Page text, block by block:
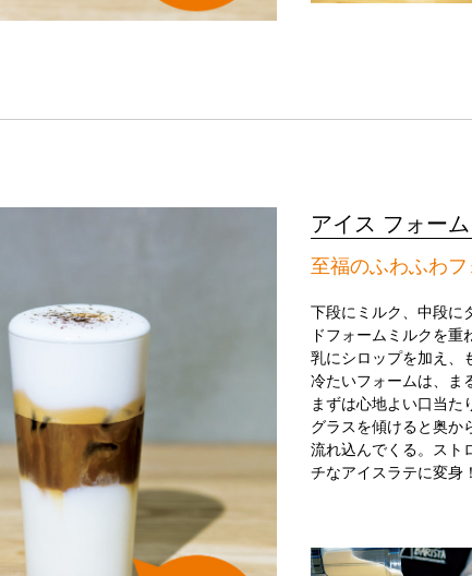
アイス フォー
至福のふわふわフ
下段にミルク、中段に
ドフォームミルクを
乳にシロップを加え、
冷たいフォームは、ま
まずは心地よい口当た
グラスを傾けると奥か
流れ込んでくる。スト
チなアイスラテに変身